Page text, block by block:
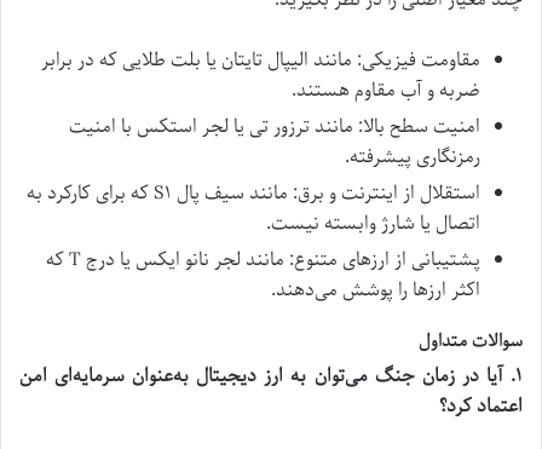
مقاومت فیزیکی: مانند الیپال تایتان یا بلت طلایی که در برابر
ضربه و آب مقاوم هستند.
امنیت سطح بالا: مانند ترزور تی یا لجر استکس با امنیت
رمزنگاری پیشرفته.
استقلال از اینترنت و برق: مانند سیف پال S۱ که برای کارکرد به
اتصال یا شارژ وابسته نیست.
پشتیبانی از ارز‌های متنوع: مانند لجر نانو ایکس یا درج T که
اکثر ارز‌ها را پوشش می‌دهند.
سوالات متداول
۱. آیا در زمان جنگ می‌توان به ارز دیجیتال به‌عنوان سرمایه‌ای امن
اعتماد کرد؟